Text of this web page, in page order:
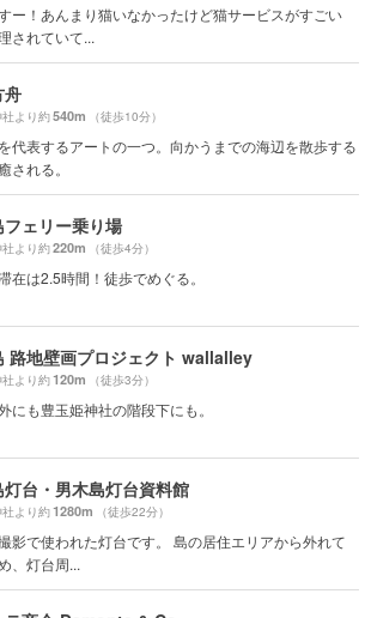
ー！あんまり猫いなかったけど猫サービスがすごい
されていて...
舟
より約540m （徒歩10分）
代表するアートの一つ。向かうまでの海辺を散歩する
される。
フェリー乗り場
より約220m （徒歩4分）
在は2.5時間！徒歩でめぐる。
路地壁画プロジェクト wallalley
より約120m （徒歩3分）
にも豊玉姫神社の階段下にも。
灯台・男木島灯台資料館
より約1280m （徒歩22分）
影で使われた灯台です。 島の居住エリアから外れて
、灯台周...